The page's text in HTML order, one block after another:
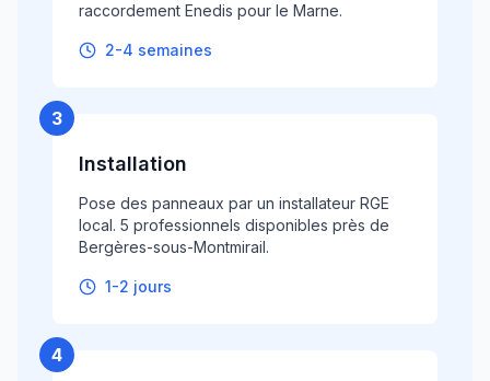
raccordement Enedis pour le Marne.
2-4 semaines
3
Installation
Pose des panneaux par un installateur RGE
local. 5 professionnels disponibles près de
Bergères-sous-Montmirail.
1-2 jours
4